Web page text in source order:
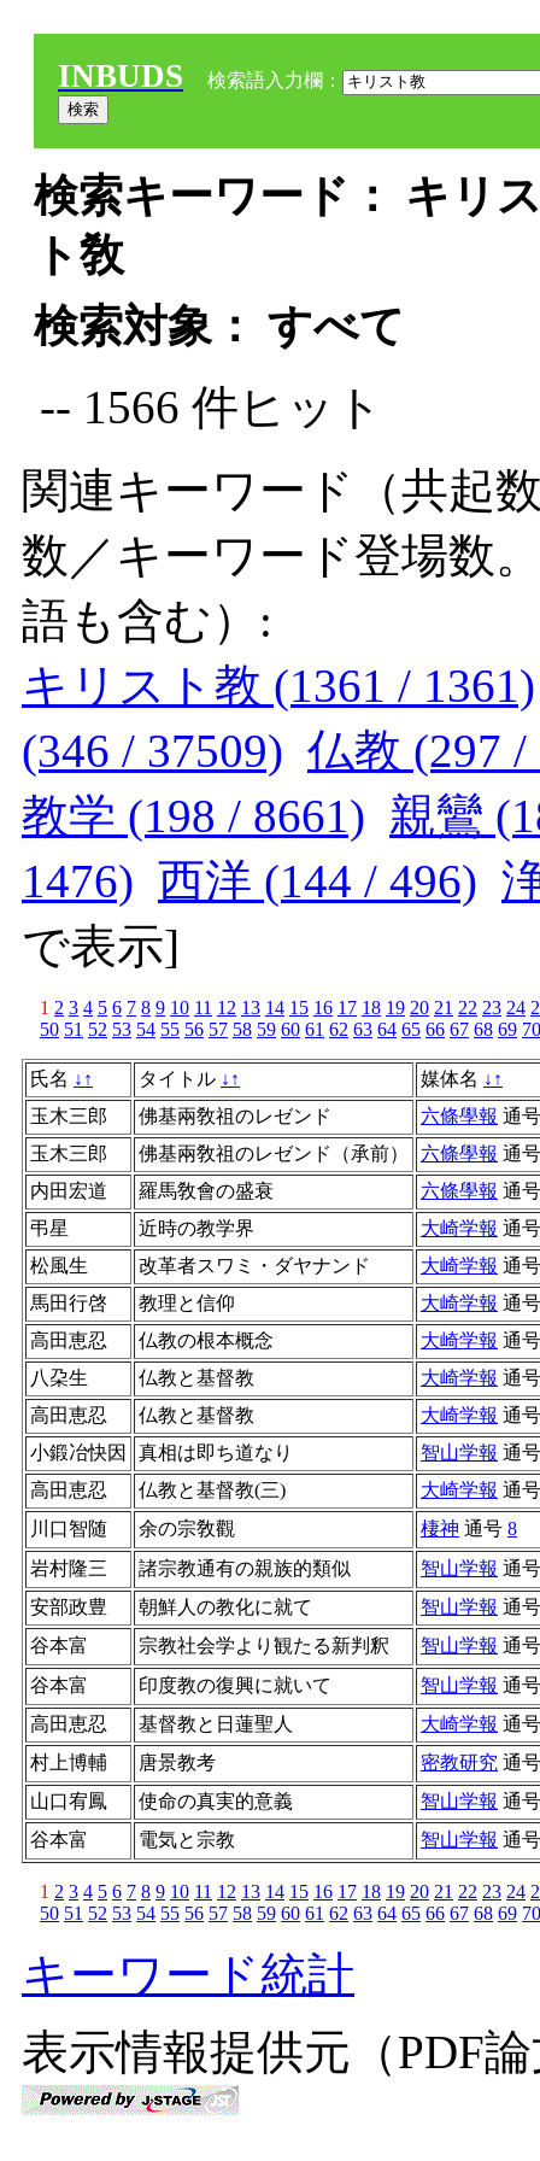
INBUDS 検索語入力欄：
検索キーワード： キリ
ト敎
検索対象： すべて
-- 1566 件ヒット
関連キーワード（共起
数／キーワード登場数
語も含む）:
キリスト教 (1361 / 1361)
(346 / 37509) 仏教 (297 /
教学 (198 / 8661) 親鸞
1476) 西洋 (144 / 496)
で表示]
1 2 3 4 5 6 7 8 9 10 11 12 13 14 15 16 17 18 19 20 21 22 23 24
50 51 52 53 54 55 56 57 58 59 60 61 62 63 64 65 66 67 68 69 70
氏名 ↓ ↑ タイトル ↓ ↑ 媒体名 ↓ ↑
玉木三郎
佛基兩敎祖のレゼンド 六條學報 通
玉木三郎
佛基兩敎祖のレゼンド（承前） 六條學報 通
内田宏道
羅馬敎會の盛衰 六條學報 通
弔星
近時の教学界 大崎学報 通
松風生
改革者スワミ・ダヤナンド 大崎学報 通
馬田行啓
教理と信仰 大崎学報 通
高田恵忍
仏教の根本概念 大崎学報 通
八朶生
仏教と基督教 大崎学報 通
高田恵忍
仏教と基督教 大崎学報 通
小鍛冶快因
真相は即ち道なり 智山学報 通
高田恵忍
仏教と基督教(三) 大崎学報 通
川口智随
余の宗敎觀 棲神 通号 8
岩村隆三
諸宗教通有の親族的類似 智山学報 通
安部政豊
朝鮮人の教化に就て 智山学報 通
谷本富
宗教社会学より観たる新判釈 智山学報 通
谷本富
印度教の復興に就いて 智山学報 通
高田恵忍
基督教と日蓮聖人 大崎学報 通
村上博輔
唐景教考 密教研究 通
山口宥鳳
使命の真実的意義 智山学報 通
谷本富
電気と宗教 智山学報 通
1 2 3 4 5 6 7 8 9 10 11 12 13 14 15 16 17 18 19 20 21 22 23 24
50 51 52 53 54 55 56 57 58 59 60 61 62 63 64 65 66 67 68 69 70
キーワード統計
表示情報提供元（PDF